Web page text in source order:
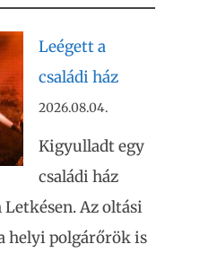
Leégett a
családi ház
2026.08.04.
Kigyulladt egy
családi ház
Az oltási
helyi polgárőrök is